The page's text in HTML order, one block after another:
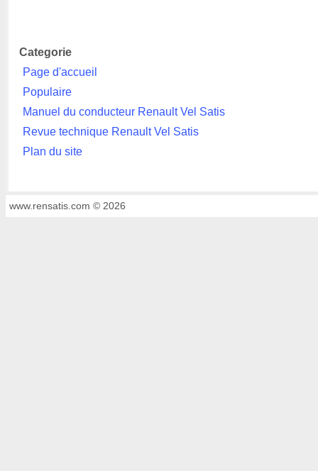
Categorie
Page d'accueil
Populaire
Manuel du conducteur Renault Vel Satis
Revue technique Renault Vel Satis
Plan du site
www.rensatis.com © 2026